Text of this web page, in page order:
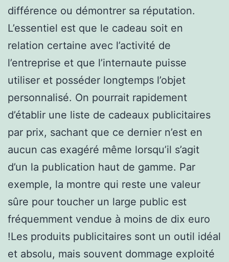
différence ou démontrer sa réputation.
L’essentiel est que le cadeau soit en
relation certaine avec l’activité de
l’entreprise et que l’internaute puisse
utiliser et posséder longtemps l’objet
personnalisé. On pourrait rapidement
d’établir une liste de cadeaux publicitaires
par prix, sachant que ce dernier n’est en
aucun cas exagéré même lorsqu’il s’agit
d’un la publication haut de gamme. Par
exemple, la montre qui reste une valeur
sûre pour toucher un large public est
fréquemment vendue à moins de dix euro
!Les produits publicitaires sont un outil idéal
et absolu, mais souvent dommage exploité